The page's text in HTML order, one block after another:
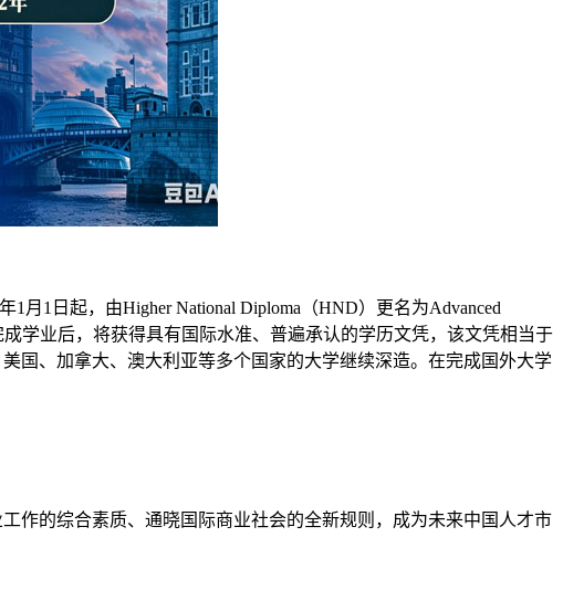
月1日起，由Higher National Diploma（HND）更名为Advanced
学业后，将获得具有国际水准、普遍承认的学历文凭，该文凭相当于
国、加拿大、澳大利亚等多个国家的大学继续深造。在完成国外大学
作的综合素质、通晓国际商业社会的全新规则，成为未来中国人才市